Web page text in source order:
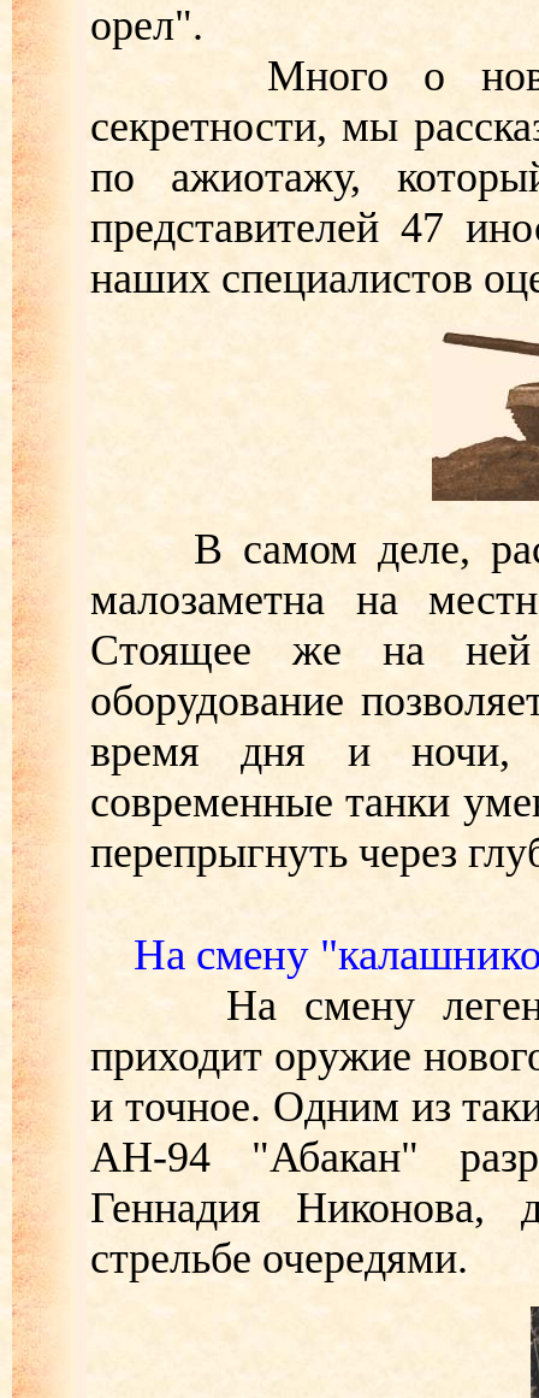
орел".
Много о новой
секретности, мы
по ажиотажу,
представителей 47
наших специалистов
В самом деле,
малозаметна на
Стоящее же на ней
оборудование
время дня и ночи,
современные танки
перепрыгнуть через
На смену
На смену
приходит оружие
и точное. Одним из
АН-94 "Абакан"
Геннадия
стрельбе очередями.